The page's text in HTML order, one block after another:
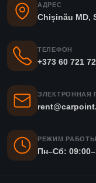
АДРЕС
Chișinău MD,
ТЕЛЕФОН
+373 60 721
ЭЛЕКТРОННАЯ
РЕЖИМ РАБОТЫ
Пн–Сб: